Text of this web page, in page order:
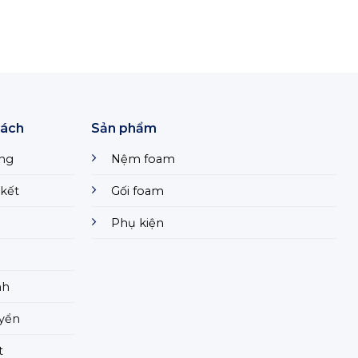
Sản phẩm
Nệm foam
Gối foam
Phụ kiện